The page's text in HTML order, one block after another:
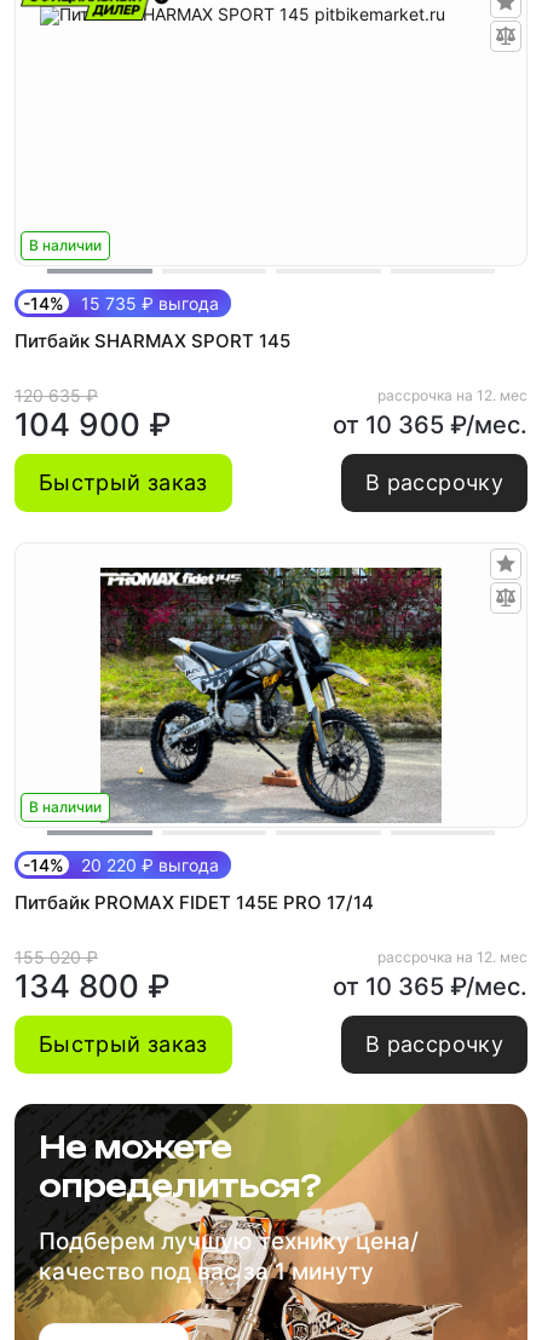
В наличии
-14% 15 735 ₽ выгода
Питбайк SHARMAX SPORT 145
120 635 ₽
104 900 ₽
рассрочка на 12. мес
от 10 365 ₽/мес.
Быстрый заказ В рассрочку
В наличии
-14% 20 220 ₽ выгода
Питбайк PROMAX FIDET 145E PRO 17/14
155 020 ₽
134 800 ₽
рассрочка на 12. мес
от 10 365 ₽/мес.
Быстрый заказ В рассрочку
Не можете
определиться?
Подберем лучшую технику цена/
качество под вас за 1 минуту